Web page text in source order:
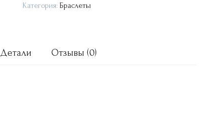
Категория: Браслеты
Детали Отзывы (0)